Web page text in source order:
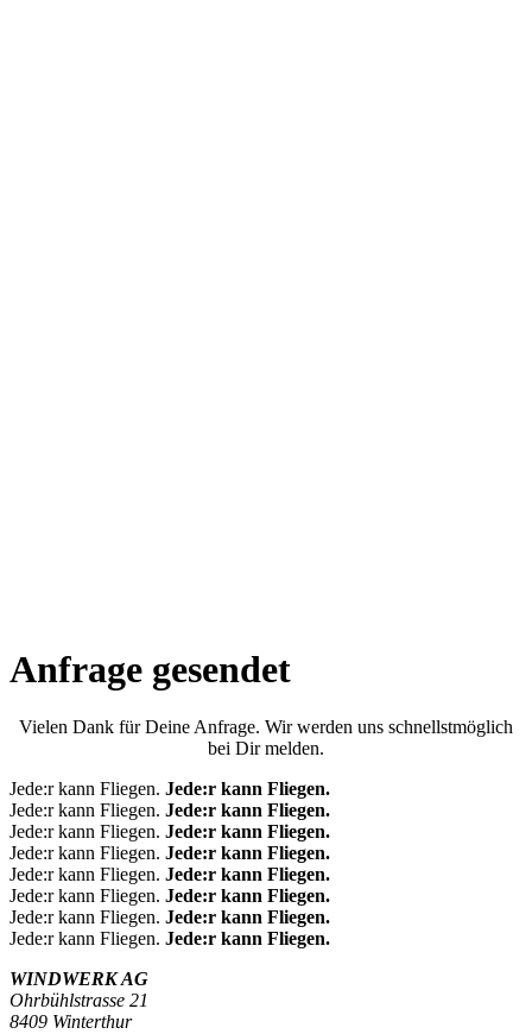
Anfrage gesendet
Vielen Dank für Deine Anfrage. Wir werden uns schnellstmöglich
bei Dir melden.
Jede:r kann Fliegen. Jede:r kann Fliegen.
Jede:r kann Fliegen. Jede:r kann Fliegen.
Jede:r kann Fliegen. Jede:r kann Fliegen.
Jede:r kann Fliegen. Jede:r kann Fliegen.
Jede:r kann Fliegen. Jede:r kann Fliegen.
Jede:r kann Fliegen. Jede:r kann Fliegen.
Jede:r kann Fliegen. Jede:r kann Fliegen.
Jede:r kann Fliegen. Jede:r kann Fliegen.
WINDWERK AG
Ohrbühlstrasse 21
8409 Winterthur